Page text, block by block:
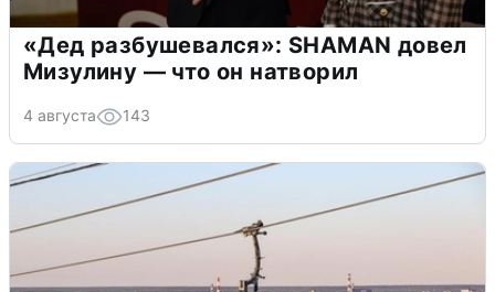
«Дед разбушевался»: SHAMAN довел
Мизулину — что он натворил
4 августа 143